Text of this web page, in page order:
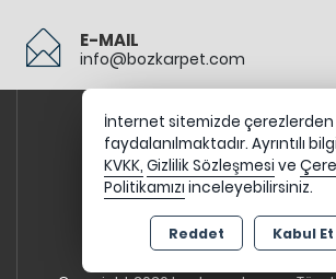
E-MAIL
info@bozkarpet.com
İnternet sitemizde çerezlerden
faydalanılmaktadır. Ayrıntılı
KVKK, Gizlilik Sözleşmesi ve
Politikamızı inceleyebilirsiniz.
Reddet Kabul Et